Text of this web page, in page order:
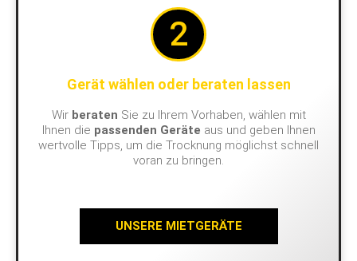
2
Gerät wählen oder beraten lassen
Wir beraten Sie zu Ihrem Vorhaben, wählen mit
Ihnen die passenden Geräte aus und geben Ihnen
wertvolle Tipps, um die Trocknung möglichst schnell
voran zu bringen.
UNSERE MIETGERÄTE